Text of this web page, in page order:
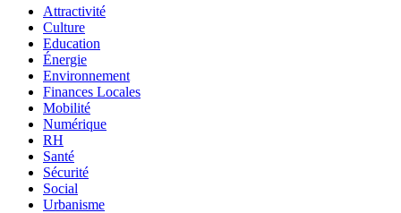
Attractivité
Culture
Education
Énergie
Environnement
Finances Locales
Mobilité
Numérique
RH
Santé
Sécurité
Social
Urbanisme